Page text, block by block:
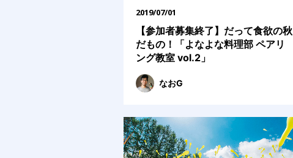
2019/07/01
【参加者募集終了】だって食欲の秋
だもの！「よなよな料理部 ペアリ
ング教室 vol.2」
なおG